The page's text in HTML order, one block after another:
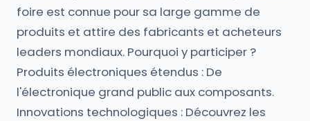
foire est connue pour sa large gamme de
produits et attire des fabricants et acheteurs
leaders mondiaux. Pourquoi y participer ?
Produits électroniques étendus : De
l'électronique grand public aux composants.
Innovations technologiques : Découvrez les